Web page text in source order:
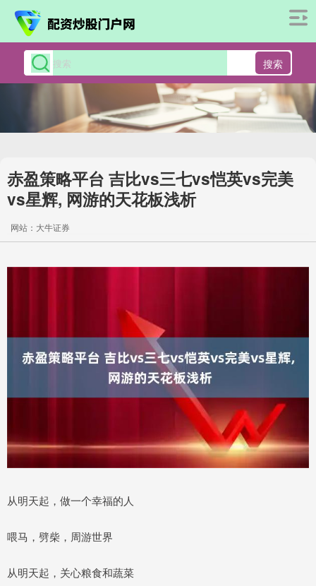
搜索
赤盈策略平台 吉比vs三七vs恺英vs完美
vs星辉, 网游的天花板浅析
网站：大牛证券
从明天起，做一个幸福的人
喂马，劈柴，周游世界
从明天起，关心粮食和蔬菜